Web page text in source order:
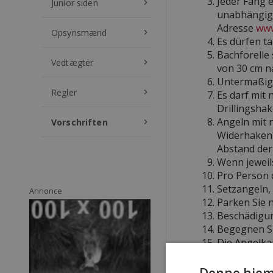
Junior siden keyboard_arrow_right
Opsynsmænd keyboard_arrow_right
Vedtægter keyboard_arrow_right
Regler keyboard_arrow_right
Vorschriften keyboard_arrow_right
Annonce
Adresse
Es dürfen
Bachforelle
von 30 cm
Es darf mit
Angeln mit
Abstand
Wenn
Pro
Parken Sie
Begegnen
Die
Die